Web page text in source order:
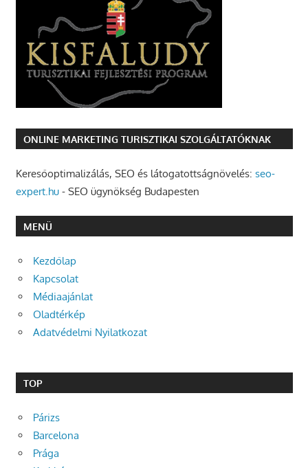
ONLINE MARKETING TURISZTIKAI SZOLGÁLTATÓKNAK
Keresőoptimalizálás, SEO és látogatottságnövelés: seo-
expert.hu- SEO ügynökség Budapesten
MENÜ
Kezdőlap
Kapcsolat
Médiaajánlat
Oladtérkép
Adatvédelmi Nyilatkozat
TOP
Párizs
Barcelona
Prága